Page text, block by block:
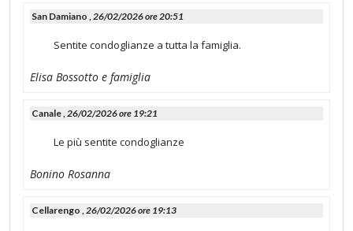
San Damiano ,26/02/2026 ore 20:51
Sentite condoglianze a tutta la famiglia.
Elisa Bossotto e famiglia
Canale ,26/02/2026 ore 19:21
Le più sentite condoglianze
Bonino Rosanna
Cellarengo ,26/02/2026 ore 19:13